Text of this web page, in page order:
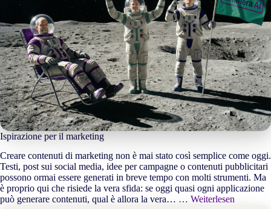
Ispirazione per il marketing
Creare contenuti di marketing non è mai stato così semplice come oggi.
Testi, post sui social media, idee per campagne o contenuti pubblicitari
possono ormai essere generati in breve tempo con molti strumenti. Ma
è proprio qui che risiede la vera sfida: se oggi quasi ogni applicazione
può generare contenuti, qual è allora la vera… … Weiterlesen